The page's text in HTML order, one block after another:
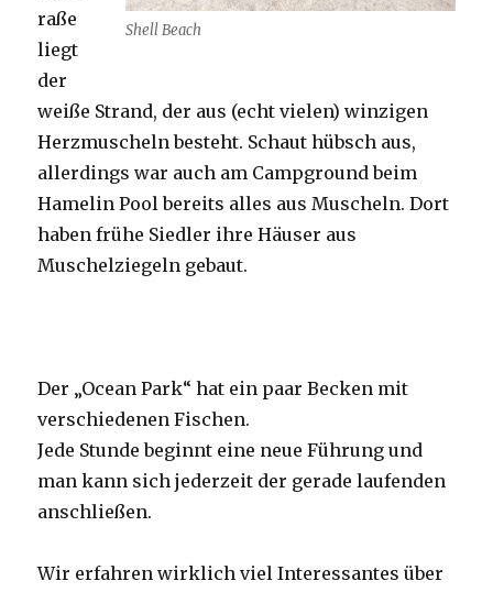
Shell Beach
raße
liegt
der
weiße Strand, der aus (echt vielen) winzigen
Herzmuscheln besteht. Schaut hübsch aus,
allerdings war auch am Campground beim
Hamelin Pool bereits alles aus Muscheln. Dort
haben frühe Siedler ihre Häuser aus
Muschelziegeln gebaut.
Der „Ocean Park“ hat ein paar Becken mit
verschiedenen Fischen.
Jede Stunde beginnt eine neue Führung und
man kann sich jederzeit der gerade laufenden
anschließen.
Wir erfahren wirklich viel Interessantes über